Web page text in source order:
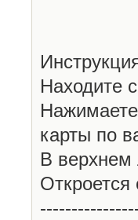
Находите
карты по
В верхнем
Откроется